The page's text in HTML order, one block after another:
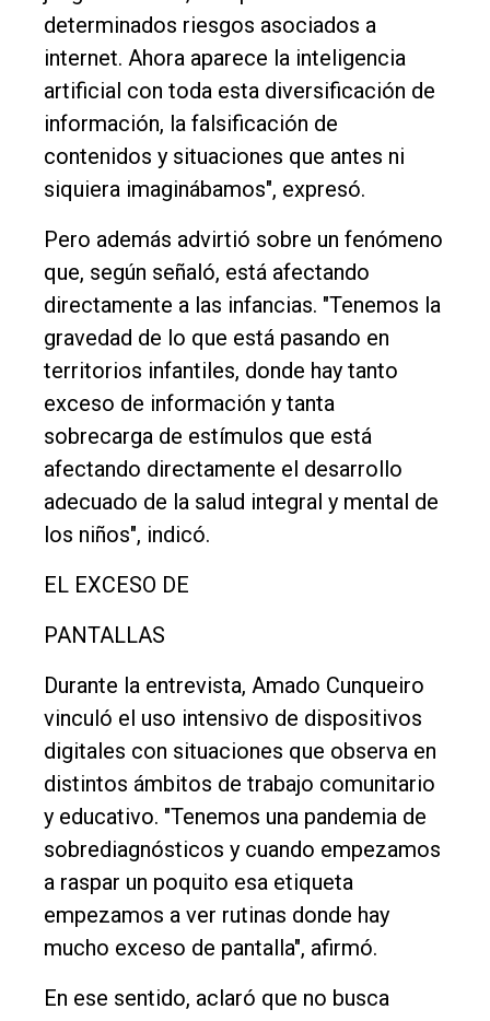
determinados riesgos asociados a
internet. Ahora aparece la inteligencia
artificial con toda esta diversificación de
información, la falsificación de
contenidos y situaciones que antes ni
siquiera imaginábamos", expresó.
Pero además advirtió sobre un fenómeno
que, según señaló, está afectando
directamente a las infancias. "Tenemos la
gravedad de lo que está pasando en
territorios infantiles, donde hay tanto
exceso de información y tanta
sobrecarga de estímulos que está
afectando directamente el desarrollo
adecuado de la salud integral y mental de
los niños", indicó.
EL EXCESO DE
PANTALLAS
Durante la entrevista, Amado Cunqueiro
vinculó el uso intensivo de dispositivos
digitales con situaciones que observa en
distintos ámbitos de trabajo comunitario
y educativo. "Tenemos una pandemia de
sobrediagnósticos y cuando empezamos
a raspar un poquito esa etiqueta
empezamos a ver rutinas donde hay
mucho exceso de pantalla", afirmó.
En ese sentido, aclaró que no busca